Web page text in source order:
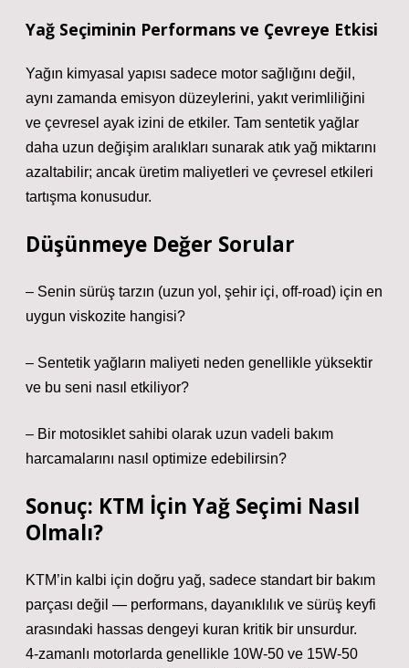
Yağ Seçiminin Performans ve Çevreye Etkisi
Yağın kimyasal yapısı sadece motor sağlığını değil,
aynı zamanda emisyon düzeylerini, yakıt verimliliğini
ve çevresel ayak izini de etkiler. Tam sentetik yağlar
daha uzun değişim aralıkları sunarak atık yağ miktarını
azaltabilir; ancak üretim maliyetleri ve çevresel etkileri
tartışma konusudur.
Düşünmeye Değer Sorular
– Senin sürüş tarzın (uzun yol, şehir içi, off‑road) için en
uygun viskozite hangisi?
– Sentetik yağların maliyeti neden genellikle yüksektir
ve bu seni nasıl etkiliyor?
– Bir motosiklet sahibi olarak uzun vadeli bakım
harcamalarını nasıl optimize edebilirsin?
Sonuç: KTM İçin Yağ Seçimi Nasıl
Olmalı?
KTM’in kalbi için doğru yağ, sadece standart bir bakım
parçası değil — performans, dayanıklılık ve sürüş keyfi
arasındaki hassas dengeyi kuran kritik bir unsurdur.
4‑zamanlı motorlarda genellikle 10W‑50 ve 15W‑50